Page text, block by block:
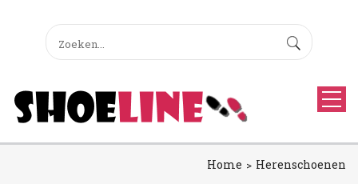
Home Herenschoenen